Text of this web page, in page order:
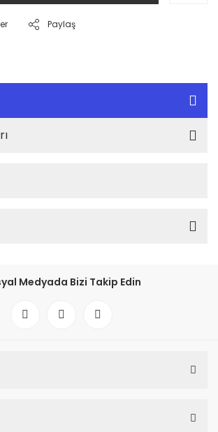
Paylaş
Medyada Bizi Takip Edin